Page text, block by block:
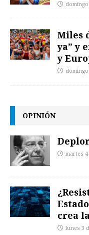
Miles
ya” y
y
OPINIÓN
martes
crea
lunes 3